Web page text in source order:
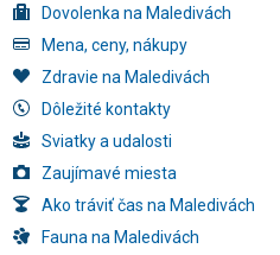
Dovolenka na Maledivách
Mena, ceny, nákupy
Zdravie na Maledivách
Dôležité kontakty
Sviatky a udalosti
Zaujímavé miesta
Ako tráviť čas na Maledivách
Fauna na Maledivách